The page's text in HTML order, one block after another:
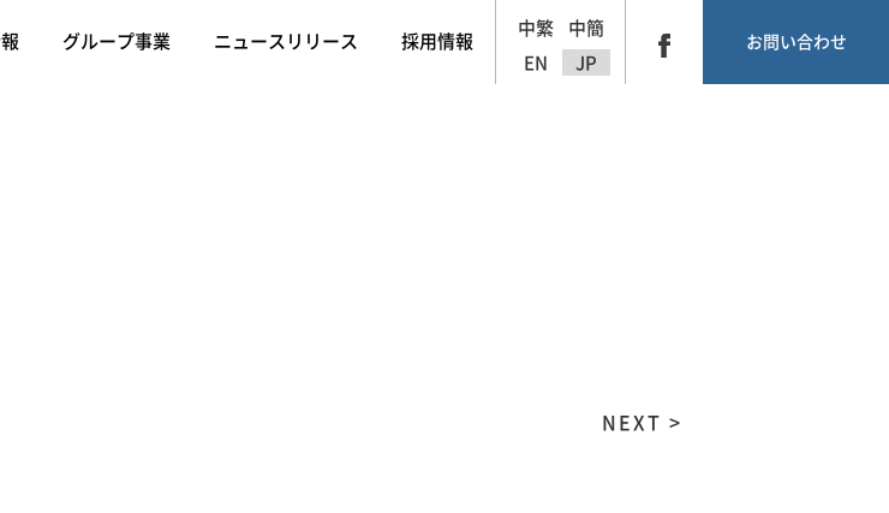
グループ事業 ニュースリリース 採用情報
中繁
中簡
EN
JP
お問い合わせ
NEXT >